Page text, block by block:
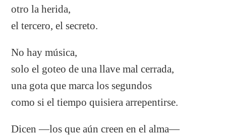
otro la herida,
el tercero, el secreto.
No hay música,
solo el goteo de una llave mal cerrada,
una gota que marca los segundos
como si el tiempo quisiera arrepentirse.
Dicen —los que aún creen en el alma—